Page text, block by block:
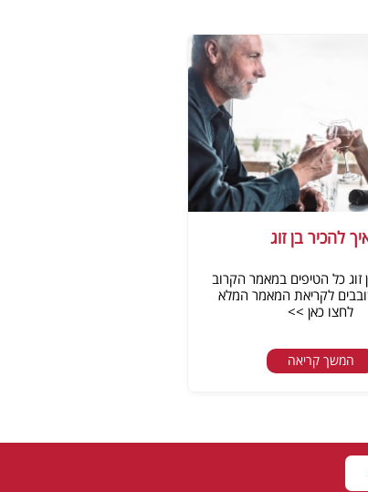
להכיר בן זוג
זוג כל הטיפים במאמר הקרוב
לקריאת המאמר המלא
לחצו כאן >>
המשך קריאה